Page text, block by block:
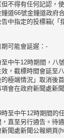
不得有任何記認，
道66號金鐘道政府
中指定的投標箱(
可能會延遲：-
中午12時期間，八
，截標時間會延至
極端情況」取消後
會在政府新聞處新
至中午12時期間的
直至另行通告。待
聞處新聞公報網頁